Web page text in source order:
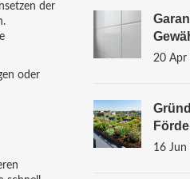
der
oder
20 Apr
16 Jun